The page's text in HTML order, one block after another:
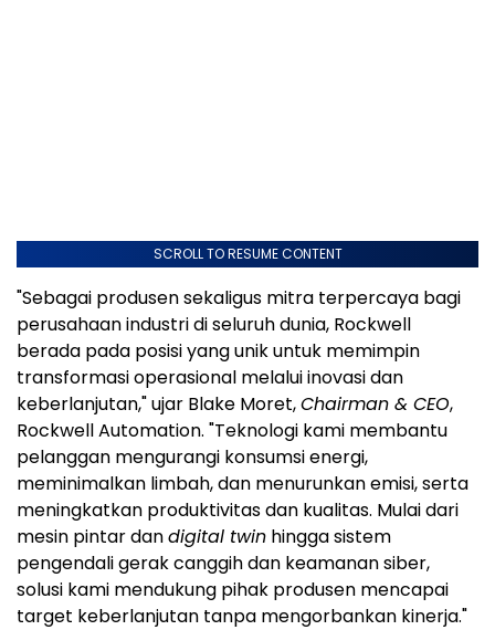
SCROLL TO RESUME CONTENT
"Sebagai produsen sekaligus mitra terpercaya bagi
perusahaan industri di seluruh dunia, Rockwell
berada pada posisi yang unik untuk memimpin
transformasi operasional melalui inovasi dan
keberlanjutan," ujar Blake Moret,Chairman & CEO,
Rockwell Automation. "Teknologi kami membantu
pelanggan mengurangi konsumsi energi,
meminimalkan limbah, dan menurunkan emisi, serta
meningkatkan produktivitas dan kualitas. Mulai dari
mesin pintar dandigital twin hingga sistem
pengendali gerak canggih dan keamanan siber,
solusi kami mendukung pihak produsen mencapai
target keberlanjutan tanpa mengorbankan kinerja."